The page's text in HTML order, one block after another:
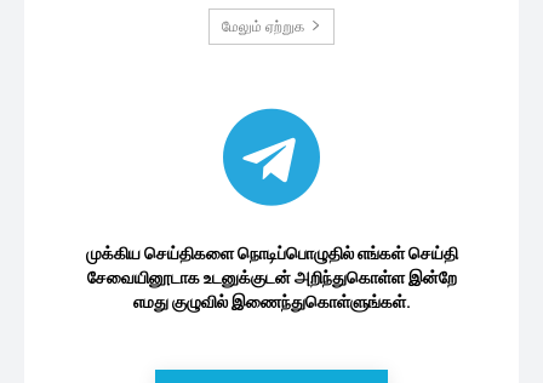
மேலும் ஏற்றுக
முக்கிய செய்திகளை நொடிப்பொழுதில் எங்கள் செய்தி
சேவையினூடாக உடனுக்குடன் அறிந்துகொள்ள இன்றே
எமது குழுவில் இணைந்துகொள்ளுங்கள்.